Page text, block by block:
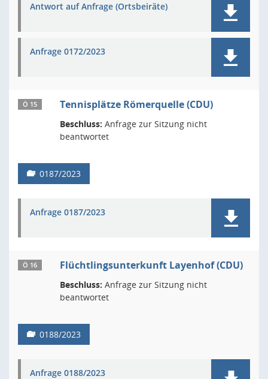
Antwort auf Anfrage (Ortsbeiräte)
Anfrage 0172/2023
Ö 15 Tennisplätze Römerquelle (CDU)
Beschluss: Anfrage zur Sitzung nicht
beantwortet
0187/2023
Anfrage 0187/2023
Ö 16 Flüchtlingsunterkunft Layenhof (CDU)
Beschluss: Anfrage zur Sitzung nicht
beantwortet
0188/2023
Anfrage 0188/2023